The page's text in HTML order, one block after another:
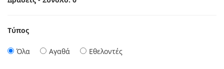
Τύπος
Όλα Αγαθά Εθελοντές